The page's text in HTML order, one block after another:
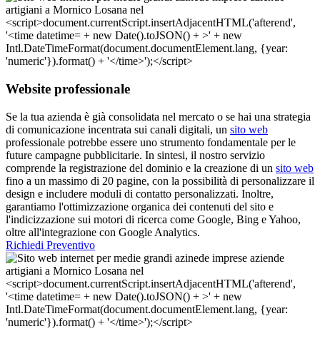
Website professionale
Se la tua azienda è già consolidata nel mercato o se hai una strategia
di comunicazione incentrata sui canali digitali, un sito web
professionale potrebbe essere uno strumento fondamentale per le
future campagne pubblicitarie. In sintesi, il nostro servizio
comprende la registrazione del dominio e la creazione di un sito web
fino a un massimo di 20 pagine, con la possibilità di personalizzare il
design e includere moduli di contatto personalizzati. Inoltre,
garantiamo l'ottimizzazione organica dei contenuti del sito e
l'indicizzazione sui motori di ricerca come Google, Bing e Yahoo,
oltre all'integrazione con Google Analytics.
Richiedi Preventivo